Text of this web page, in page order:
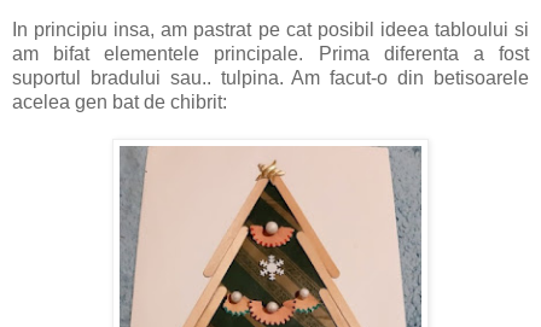
In principiu insa, am pastrat pe cat posibil ideea tabloului si
am bifat elementele principale. Prima diferenta a fost
suportul bradului sau.. tulpina. Am facut-o din betisoarele
acelea gen bat de chibrit: